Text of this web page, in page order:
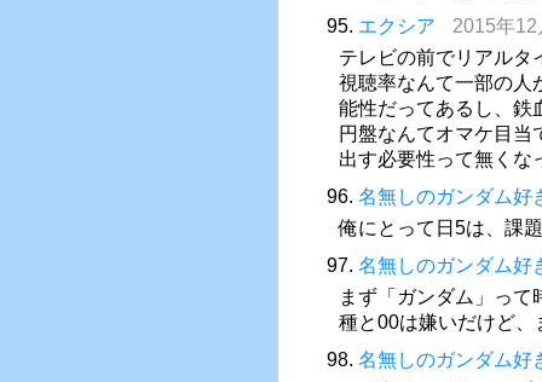
95. エクシア
2015年
テレビの前でリアルタ
視聴率なんて一部の人
能性だってあるし、
円盤なんてオマケ目当
出す必要性って無くな
96. 名無しのガンダム好
俺にとって日5は、課
97. 名無しのガンダム好
まず「ガンダム」っ
種と00は嫌いだけど
98. 名無しのガンダム好